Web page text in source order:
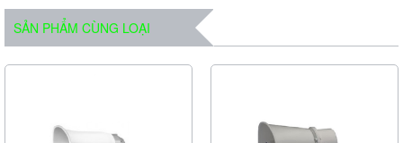
SẢN PHẨM CÙNG LOẠI